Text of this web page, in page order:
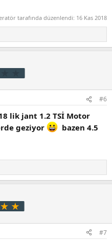
tarafında düzenlendi: 16 Kas 2018
#6
lik jant 1.2 TSİ Motor
geziyor
bazen 4.5
#7